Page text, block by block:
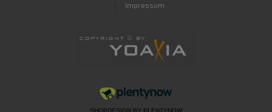
Impressum
SHOPDESIGN BY PLENTYNOW